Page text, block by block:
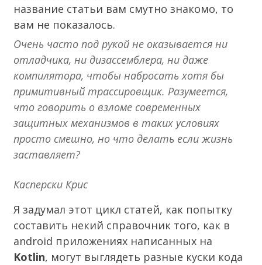
название статьи вам смутно знакомо, то
вам не показалось.
Очень часто под рукой не оказывается ни
отладчика, ни дизассемблера, ни даже
компилятора, чтобы набросать хотя бы
примитивный трассировщик. Разумеется,
что говорить о взломе современных
защитных механизмов в таких условиях
просто смешно, но что делать если жизнь
заставляет?
Касперски Крис
Я задумал этот цикл статей, как попытку
составить некий справочник того, как в
android приложениях написанных на
Kotlin, могут выглядеть разные куски кода